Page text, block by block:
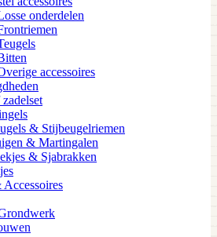
onderdelen
accessoires
& Stijbeugelriemen
& Martingalen
& Sjabrakken
Accessoires